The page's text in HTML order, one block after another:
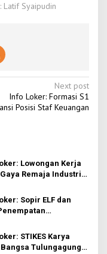
Latif Syaipudin
Next post
Info Loker: Formasi S1
Posisi Staf Keuangan
Lowongan Kerja
Gaya Remaja Industri
Sopir ELF dan
STIKES Karya
Tulungagung